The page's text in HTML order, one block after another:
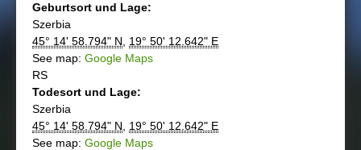
Geburtsort und Lage:
Szerbia
45° 14' 58.794" N
19° 50' 12.642" E
See map: Google Maps
RS
Todesort und Lage:
Szerbia
45° 14' 58.794" N
19° 50' 12.642" E
See map: Google Maps